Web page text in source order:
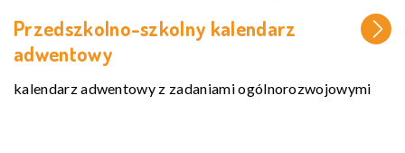
Przedszkolno-szkolny kalendarz
adwentowy
kalendarz adwentowy z zadaniami ogólnorozwojowymi